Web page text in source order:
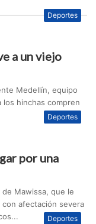
Deportes
a un viejo
Medellín, equipo
los hinchas compren
Deportes
por una
Mawissa, que le
afectación severa
Deportes